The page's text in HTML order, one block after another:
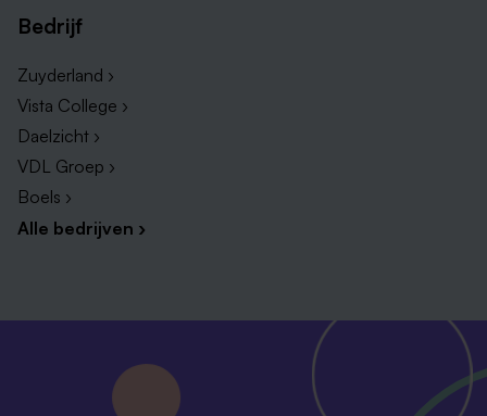
Bedrijf
Zuyderland ›
Vista College ›
Daelzicht ›
VDL Groep ›
Boels ›
Alle bedrijven ›